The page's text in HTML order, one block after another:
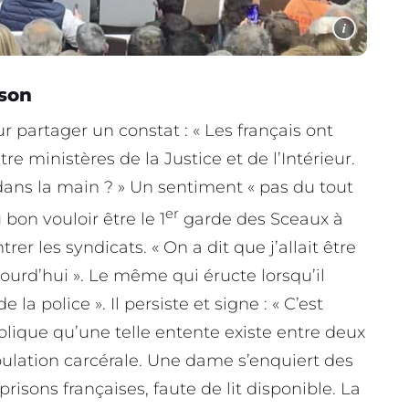
i
partager un constat : « Les français ont
ministères de la Justice et de l’Intérieur.
la main ? » Un sentiment « pas du tout
vouloir être le 1er garde des Sceaux à
les syndicats. « On a dit que j’allait être
». Le même qui éructe lorsqu’il
police ». Il persiste et signe : « C’est
qu’une telle entente existe entre deux
carcérale. Une dame s’enquiert des
françaises, faute de lit disponible. La